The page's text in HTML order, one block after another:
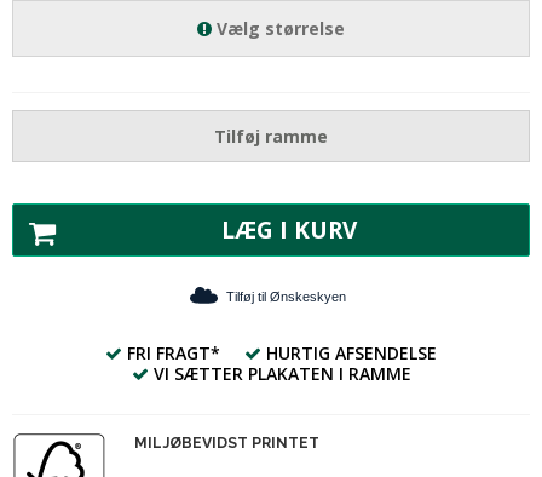
Vælg størrelse
Tilføj ramme
LÆG I KURV
Tilføj til Ønskeskyen
FRI FRAGT*
HURTIG AFSENDELSE
VI SÆTTER PLAKATEN I RAMME
MILJØBEVIDST PRINTET